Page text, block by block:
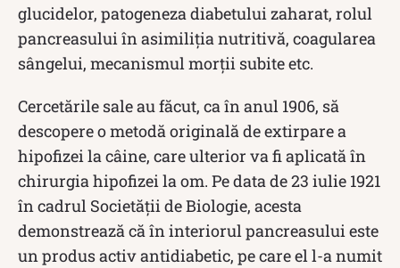
glucidelor, patogeneza diabetului zaharat, rolul
pancreasului în asimiliția nutritivă, coagularea
sângelui, mecanismul morții subite etc.
Cercetările sale au făcut, ca în anul 1906, să
descopere o metodă originală de extirpare a
hipofizei la câine, care ulterior va fi aplicată în
chirurgia hipofizei la om. Pe data de 23 iulie 1921
în cadrul Societății de Biologie, acesta
demonstrează că în interiorul pancreasului este
un produs activ antidiabetic, pe care el l-a numit